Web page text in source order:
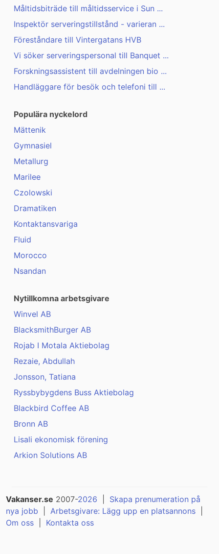
Måltidsbiträde till måltidsservice i Sun ...
Inspektör serveringstillstånd - varieran ...
Föreståndare till Vintergatans HVB
Vi söker serveringspersonal till Banquet ...
Forskningsassistent till avdelningen bio ...
Handläggare för besök och telefoni till ...
Populära nyckelord
Mättenik
Gymnasiel
Metallurg
Marilee
Czolowski
Dramatiken
Kontaktansvariga
Fluid
Morocco
Nsandan
Nytillkomna arbetsgivare
Winvel AB
BlacksmithBurger AB
Rojab I Motala Aktiebolag
Rezaie, Abdullah
Jonsson, Tatiana
Ryssbybygdens Buss Aktiebolag
Blackbird Coffee AB
Bronn AB
Lisali ekonomisk förening
Arkion Solutions AB
Vakanser.se 2007-2026
Skapa prenumeration på
nya jobb
Arbetsgivare: Lägg upp en platsannons
Om oss
Kontakta oss